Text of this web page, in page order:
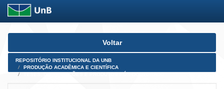
Skip
Voltar
REPOSITÓRIO INSTITUCIONAL DA UNB
PRODUÇÃO ACADÊMICA E CIENTÍFICA